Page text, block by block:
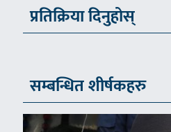
प्रतिक्रिया दिनुहोस्
सम्बन्धित शीर्षकहरु